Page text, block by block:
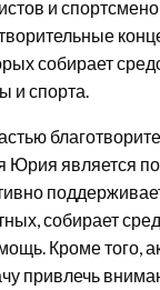
и
собирает
и спорта.
Юрия является
собирает
Кроме того,
привлечь